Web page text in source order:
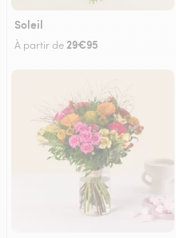
Soleil
À partir de29€95